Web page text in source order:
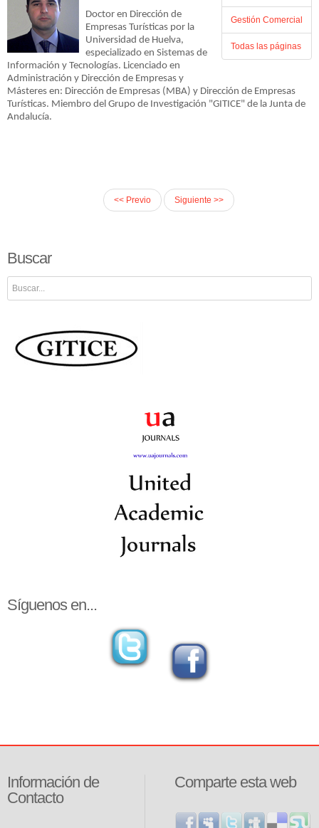
Gestión Comercial
Todas las páginas
Doctor en Dirección de
Empresas Turísticas por la
Universidad de Huelva,
especializado en Sistemas de
Información y Tecnologías. Licenciado en
Administración y Dirección de Empresas y
Másteres en: Dirección de Empresas (MBA) y Dirección de Empresas
Turísticas. Miembro del Grupo de Investigación "GITICE" de la Junta de
Andalucía.
<< Previo Siguiente >>
Buscar
Buscar
Síguenos en...
Comparte esta web
Información de
Contacto